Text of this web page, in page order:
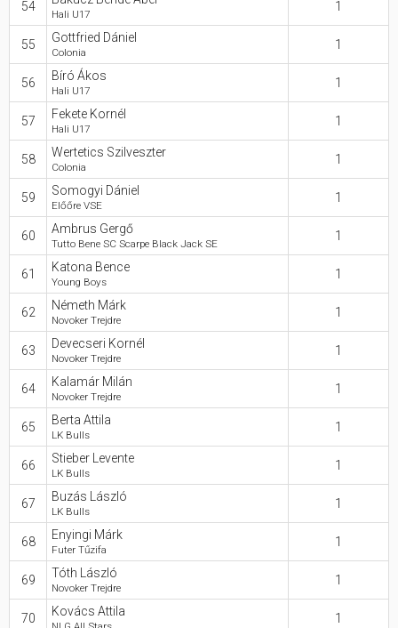
54
Hali U17
1
55 Gottfried Dániel
Colonia
1
56 Bíró Ákos
Hali U17
1
57 Fekete Kornél
Hali U17
1
58 Wertetics Szilveszter
Colonia
1
59 Somogyi Dániel
Előőre VSE
1
60 Ambrus Gergő
Tutto Bene SC Scarpe Black Jack SE
1
61 Katona Bence
Young Boys
1
62 Németh Márk
Novoker Trejdre
1
63 Devecseri Kornél
Novoker Trejdre
1
64 Kalamár Milán
Novoker Trejdre
1
65 Berta Attila
LK Bulls
1
66 Stieber Levente
LK Bulls
1
67 Buzás László
LK Bulls
1
68 Enyingi Márk
Futer Tűzifa
1
69 Tóth László
Novoker Trejdre
1
70 Kovács Attila 1